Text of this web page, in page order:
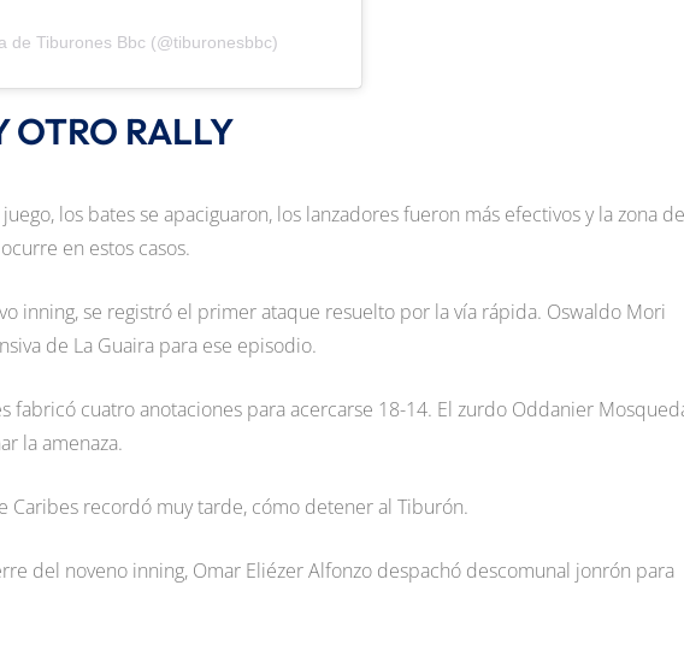
de Tiburones Bbc (@tiburonesbbc)
OTRO RALLY
los bates se apaciguaron, los lanzadores fueron más efectivos y la zona de
en estos casos.
inning, se registró el primer ataque resuelto por la vía rápida. Oswaldo Mori
de La Guaira para ese episodio.
fabricó cuatro anotaciones para acercarse 18-14. El zurdo Oddanier
la amenaza.
Caribes recordó muy tarde, cómo detener al Tiburón.
del noveno inning, Omar Eliézer Alfonzo despachó descomunal jonrón para